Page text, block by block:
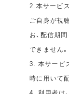
2.本サービ
ご自身が視
お、配信期
できません
3. 本サービ
時に用いて